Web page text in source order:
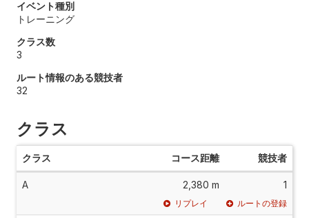
イベント種別
トレーニング
クラス数
3
ルート情報のある競技者
32
クラス
クラス コース距離 競技者
A 2,380 m 1
リプレイ ルートの登録